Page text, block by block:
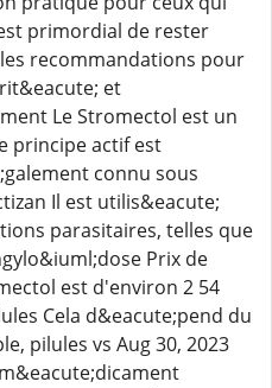
primordial de rester
recommandations pour
et
Le Stromectol est un
principe actif est
connu sous
Il est utilis&eacute;
parasitaires, telles que
Prix de
est d'environ 2 54
Cela d&eacute;pend du
pilules vs Aug 30, 2023